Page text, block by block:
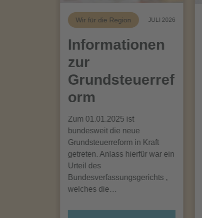
Wir für die Region JULI 2026
Informationen
zur
Grundsteuerref
orm
Zum 01.01.2025 ist
bundesweit die neue
Grundsteuerreform in Kraft
getreten. Anlass hierfür war ein
Urteil des
Bundesverfassungsgerichts ,
welches die…